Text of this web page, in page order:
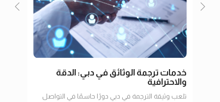
خدمات ترجمة الوثائق في دبي: الدقة
والاحترافية
تلعب وثيقة الترجمة في دبي دورًا حاسمًا في التواصل